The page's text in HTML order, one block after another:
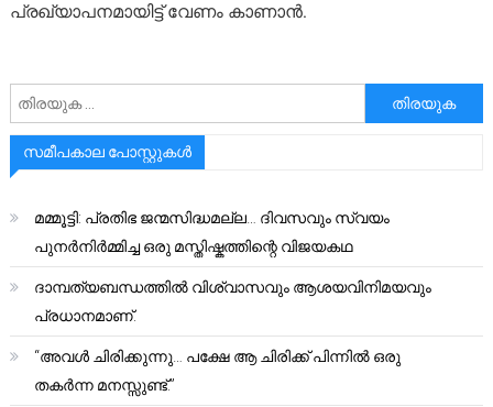
പ്രഖ്യാപനമായിട്ട് വേണം കാണാൻ.
അനേഷിക്കുക
സമീപകാല പോസ്റ്റുകൾ
മമ്മൂട്ടി: പ്രതിഭ ജന്മസിദ്ധമല്ല… ദിവസവും സ്വയം
പുനർനിർമ്മിച്ച ഒരു മസ്തിഷ്കത്തിന്റെ വിജയകഥ
ദാമ്പത്യബന്ധത്തിൽ വിശ്വാസവും ആശയവിനിമയവും
പ്രധാനമാണ്.
“അവൾ ചിരിക്കുന്നു… പക്ഷേ ആ ചിരിക്ക് പിന്നിൽ ഒരു
തകർന്ന മനസ്സുണ്ട്.”